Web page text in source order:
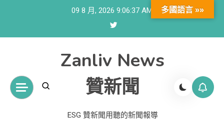
09 8 月, 2026 9:06:38 AM
Zanliv News
贊新聞
ESG 贊新聞用聽的新聞報導
多國語言 »»